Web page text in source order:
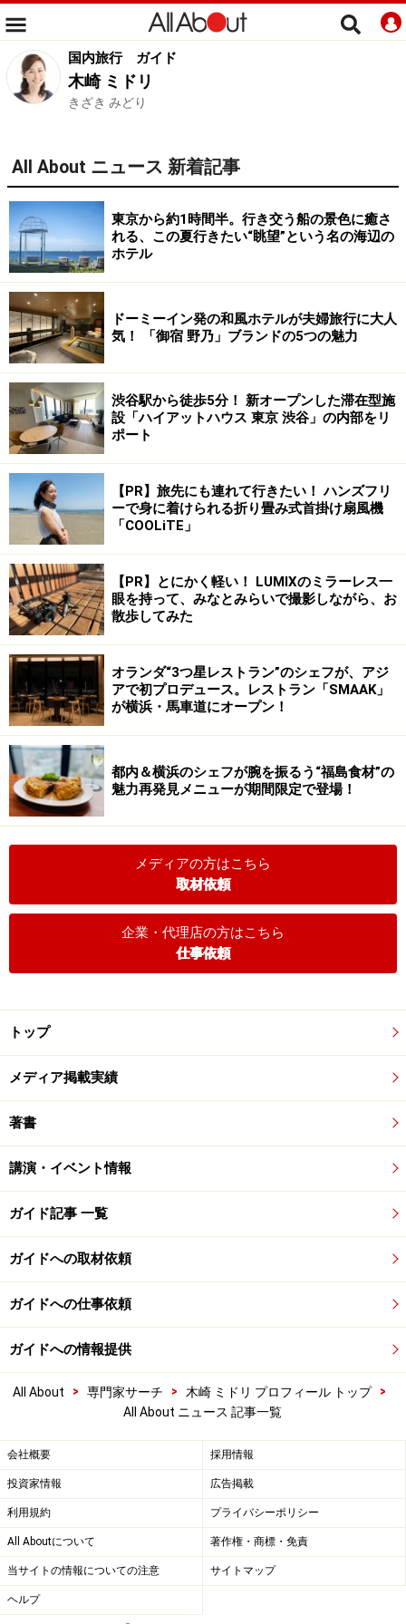
国内旅行 ガイド
木崎 ミドリ
きざき みどり
All About ニュース 新着記事
東京から約1時間半。行き交う船の景色に癒さ
れる、この夏行きたい“眺望”という名の海辺の
ホテル
ドーミーイン発の和風ホテルが夫婦旅行に大人
気！ 「御宿 野乃」ブランドの5つの魅力
渋谷駅から徒歩5分！ 新オープンした滞在型施
設「ハイアットハウス 東京 渋谷」の内部をリ
ポート
【PR】旅先にも連れて行きたい！ ハンズフリ
ーで身に着けられる折り畳み式首掛け扇風機
「COOLiTE」
【PR】とにかく軽い！ LUMIXのミラーレス一
眼を持って、みなとみらいで撮影しながら、お
散歩してみた
オランダ“3つ星レストラン”のシェフが、アジ
アで初プロデュース。レストラン「SMAAK」
が横浜・馬車道にオープン！
都内＆横浜のシェフが腕を振るう“福島食材”の
魅力再発見メニューが期間限定で登場！
メディアの方はこちら
取材依頼
企業・代理店の方はこちら
仕事依頼
トップ
メディア掲載実績
著書
講演・イベント情報
ガイド記事 一覧
ガイドへの取材依頼
ガイドへの仕事依頼
ガイドへの情報提供
All About > 専門家サーチ > 木崎 ミドリ プロフィール トップ
>
All About ニュース 記事一覧
会社概要 採用情報
投資家情報 広告掲載
利用規約 プライバシーポリシー
All Aboutについて 著作権・商標・免責
当サイトの情報についての注意 サイトマップ
ヘルプ